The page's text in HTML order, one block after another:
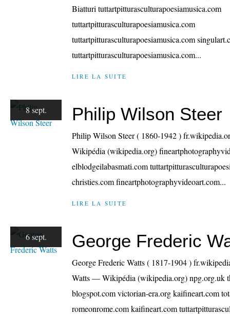
Biatturi tuttartpitturasculturapoesiamusica.com
tuttartpitturasculturapoesiamusica.com
tuttartpitturasculturapoesiamusica.com
tuttartpitturasculturapoesiamusica.com...
LIRE LA SUITE
8 sept. Philip Wilson Steer
Philip Wilson Steer ( 1860-1942 )
Wikipédia (wikipedia.org)
elblodgeilabasmati.com
christies.com fineartphotographyvideoart.com...
LIRE LA SUITE
6 sept. George Frederic
George Frederic Watts ( 1817-1904 )
Watts — Wikipédia (wikipedia.org) npg.org.uk
blogspot.com victorian-era.org kaifineart.com
romeonrome.com kaifineart.com